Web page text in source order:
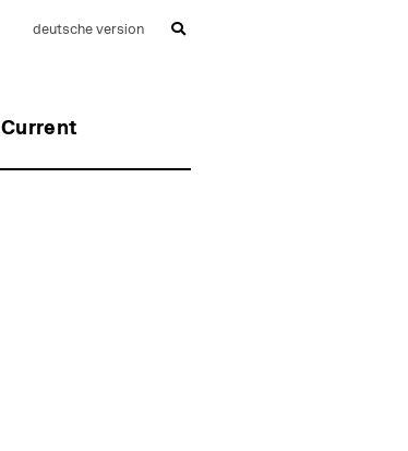
Current
deutsche version